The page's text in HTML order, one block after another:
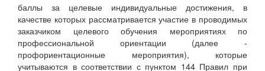
баллы за целевые индивидуальные достижения, в
качестве которых рассматривается участие в проводимых
заказчиком целевого обучения мероприятиях по
профессиональной ориентации (далее -
профориентационные мероприятия), которые
учитываются в соответствии с пунктом 144 Правил при